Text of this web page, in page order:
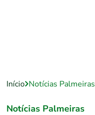
Início Notícias Palmeiras
Notícias Palmeiras